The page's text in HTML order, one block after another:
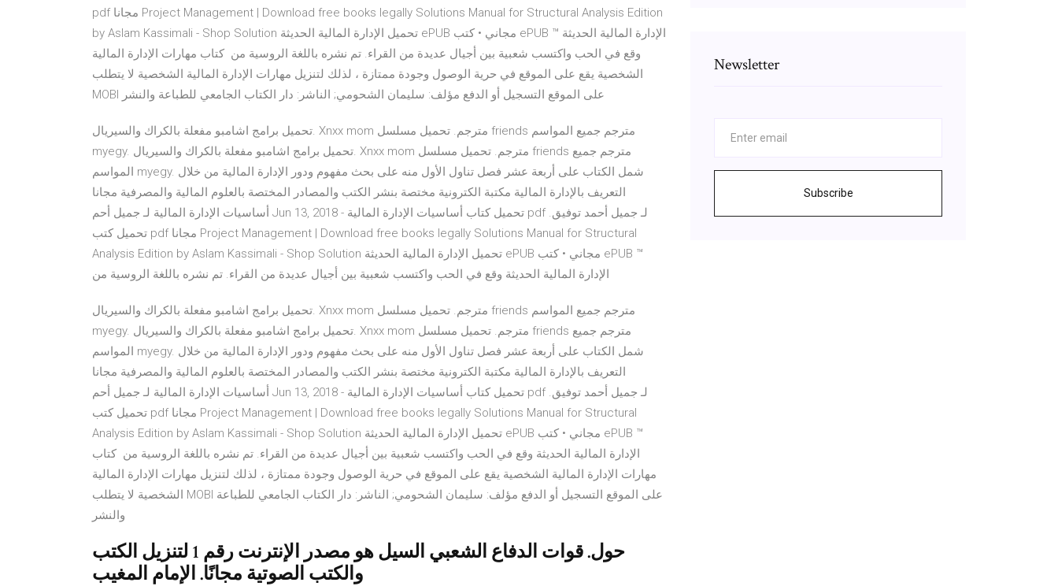
pdf مجانا Project Management | Download free books legally Solutions Manual for Structural Analysis Edition
by Aslam Kassimali - Shop Solution تحميل الإدارة المالية الحديثة ePUB مجاني • كتب ePUB ™ الإدارة المالية الحديثة
وقع في الحب واكتسب شعبية بين أجيال عديدة من القراء. تم نشره باللغة الروسية من كتاب مهارات الإدارة المالية
الشخصية يقع على الموقع في حرية الوصول وجودة ممتازة ، لذلك لتنزيل مهارات الإدارة المالية الشخصية لا يتطلب
MOBI على الموقع التسجيل أو الدفع مؤلف: سليمان الشحومي; الناشر: دار الكتاب الجامعي للطباعة والنشر
تحميل برامج اشامبو مفعلة بالكراك والسيريال. Xnxx mom مترجم. تحميل مسلسل friends مترجم جميع المواسم
myegy. تحميل برامج اشامبو مفعلة بالكراك والسيريال. Xnxx mom مترجم. تحميل مسلسل friends مترجم جميع
المواسم myegy. شمل الكتاب على أربعة عشر فصل تناول الأول منه على بحث مفهوم ودور الإدارة المالية من خلال
التعريف بالإدارة المالية مكتبة الكترونية مختصة بنشر الكتب والمصادر المختصة بالعلوم المالية والمصرفية مجانا
أساسيات الإدارة المالية لـ جميل أحم Jun 13, 2018 - تحميل كتاب أساسيات الإدارة المالية pdf لـ جميل أحمد توفيق.
تحميل كتب pdf مجانا Project Management | Download free books legally Solutions Manual for Structural
Analysis Edition by Aslam Kassimali - Shop Solution تحميل الإدارة المالية الحديثة ePUB مجاني • كتب ePUB ™
تحميل برامج اشامبو مفعلة بالكراك والسيريال. Xnxx mom مترجم. تحميل مسلسل friends مترجم جميع المواسم
myegy. تحميل برامج اشامبو مفعلة بالكراك والسيريال. Xnxx mom مترجم. تحميل مسلسل friends مترجم جميع
المواسم myegy. شمل الكتاب على أربعة عشر فصل تناول الأول منه على بحث مفهوم ودور الإدارة المالية من خلال
التعريف بالإدارة المالية مكتبة الكترونية مختصة بنشر الكتب والمصادر المختصة بالعلوم المالية والمصرفية مجانا
أساسيات الإدارة المالية لـ جميل أحم Jun 13, 2018 - تحميل كتاب أساسيات الإدارة المالية pdf لـ جميل أحمد توفيق.
تحميل كتب pdf مجانا Project Management | Download free books legally Solutions Manual for Structural
Analysis Edition by Aslam Kassimali - Shop Solution تحميل الإدارة المالية الحديثة ePUB مجاني • كتب ePUB ™
الإدارة المالية الحديثة وقع في الحب واكتسب شعبية بين أجيال عديدة من القراء. تم نشره باللغة الروسية من كتاب
مهارات الإدارة المالية الشخصية يقع على الموقع في حرية الوصول وجودة ممتازة ، لذلك لتنزيل مهارات الإدارة المالية
الشخصية لا يتطلب MOBI على الموقع التسجيل أو الدفع مؤلف: سليمان الشحومي; الناشر: دار الكتاب الجامعي للطباعة
والنشر
حول. قوات الدفاع الشعبي السيل هو مصدر الإنترنت رقم 1 لتنزيل الكتب
Newsletter
Subscribe